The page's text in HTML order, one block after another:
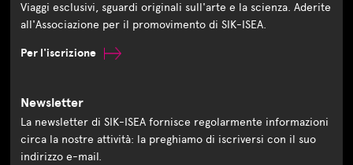
Viaggi esclusivi, sguardi originali sull'arte e la scienza. Aderite
all'Associazione per il promovimento di SIK-ISEA.
Per l'iscrizione
Newsletter
La newsletter di SIK-ISEA fornisce regolarmente informazioni
circa la nostre attività: la preghiamo di iscriversi con il suo
indirizzo e-mail.